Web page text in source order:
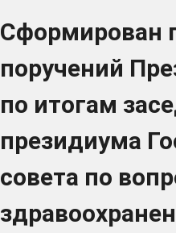
Сформирован
поручений
по итогам
президиума
совета по